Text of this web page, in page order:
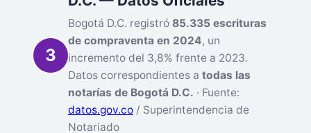
3
Bogotá D.C. registró 85.335 escrituras
de compraventa en 2024, un
incremento del 3,8% frente a 2023.
Datos correspondientes a todas las
notarías de Bogotá D.C. · Fuente:
datos.gov.co / Superintendencia de
Notariado